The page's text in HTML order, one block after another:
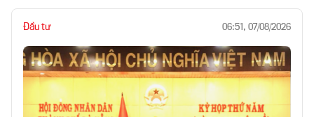
Đầu tư 06:51, 07/08/2026